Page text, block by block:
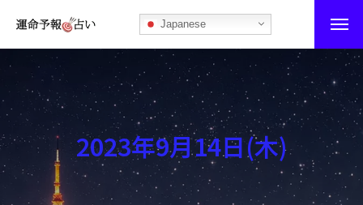
Japanese
運命予報占い
運命予報占いとは
あなたの所属部屋を探そう！
最恐の相性占い
2023年9月14日(木)